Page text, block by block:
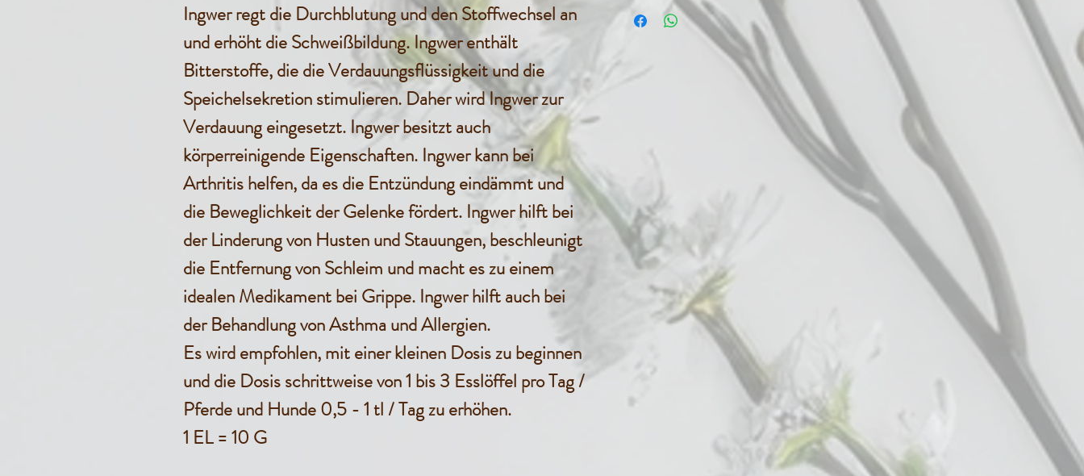
Ingwer regt die Durchblutung und den Stoffwechsel an
und erhöht die Schweißbildung. Ingwer enthält
Bitterstoffe, die die Verdauungsflüssigkeit und die
Speichelsekretion stimulieren. Daher wird Ingwer zur
Verdauung eingesetzt. Ingwer besitzt auch
körperreinigende Eigenschaften. Ingwer kann bei
Arthritis helfen, da es die Entzündung eindämmt und
die Beweglichkeit der Gelenke fördert. Ingwer hilft bei
der Linderung von Husten und Stauungen, beschleunigt
die Entfernung von Schleim und macht es zu einem
idealen Medikament bei Grippe. Ingwer hilft auch bei
der Behandlung von Asthma und Allergien.
Es wird empfohlen, mit einer kleinen Dosis zu beginnen
und die Dosis schrittweise von 1 bis 3 Esslöffel pro Tag /
Pferde und Hunde 0,5 - 1 tl / Tag zu erhöhen.
1 EL = 10 G